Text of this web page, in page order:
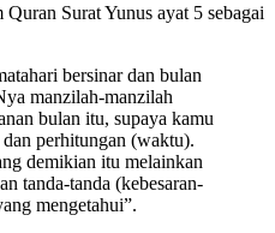
Surat Yunus ayat 5 sebagai
bersinar dan bulan
manzilah-manzilah
bulan itu, supaya kamu
perhitungan (waktu).
demikian itu melainkan
tanda-tanda (kebesaran-
mengetahui”.